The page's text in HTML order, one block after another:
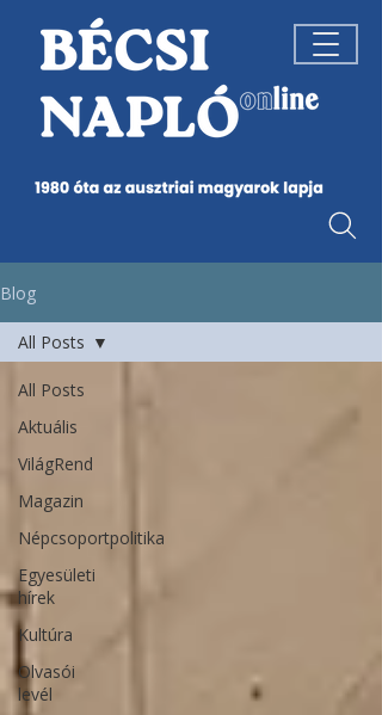
Blog
All Posts
Aktuális
VilágRend
Magazin
Népcsoportpolitika
Egyesületi
hírek
Kultúra
Olvasói
levél
All Posts